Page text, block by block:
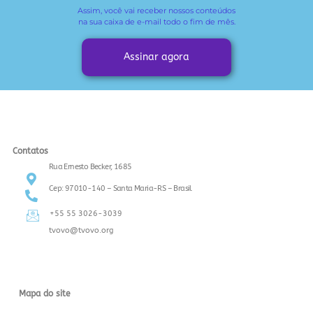
Assim, você vai receber nossos conteúdos
na sua caixa de e-mail todo o fim de mês.
Assinar agora
Contatos
Rua Ernesto Becker, 1685
Cep: 97010-140 – Santa Maria-RS – Brasil
+55 55 3026-3039
tvovo@tvovo.org
Mapa do site